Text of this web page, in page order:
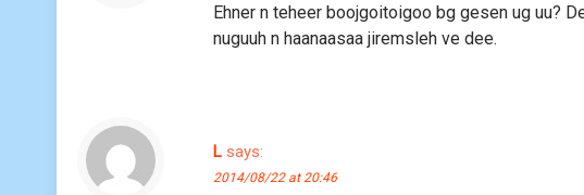
Ehner n teheer boojgoitoigoo bg gesen ug uu?
nuguuh n haanaasaa jiremsleh ve dee.
L says:
2014/08/22 at 20:46